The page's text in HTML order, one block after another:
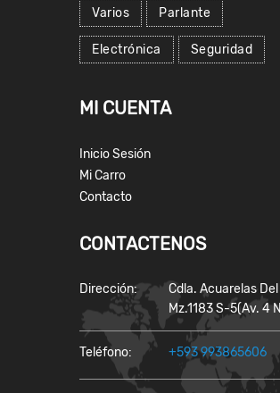
Varios Parlante
Electrónica Seguridad
MI CUENTA
Inicio Sesión
Mi Carro
Contacto
CONTACTENOS
Dirección:
Cdla. Acuarelas Del
Mz.1183 S-5(Av. 4
Teléfono: +593 993865606